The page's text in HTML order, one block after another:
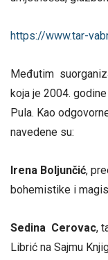
https://www.tar-
Međutim
koja je 2004.
Pula. Kao
navedene su:
Irena Boljunčić,
bohemistike i
Sedina Cerovac,
Librić na Sajmu